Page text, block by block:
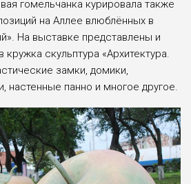
гомельчанка курировала также
на Аллее влюблённых в
На выставке представлены и
скульптура «Архитектура.
замки, домики,
настенные панно и многое другое.